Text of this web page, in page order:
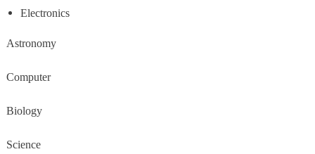
Electronics
Astronomy
Computer
Biology
Science